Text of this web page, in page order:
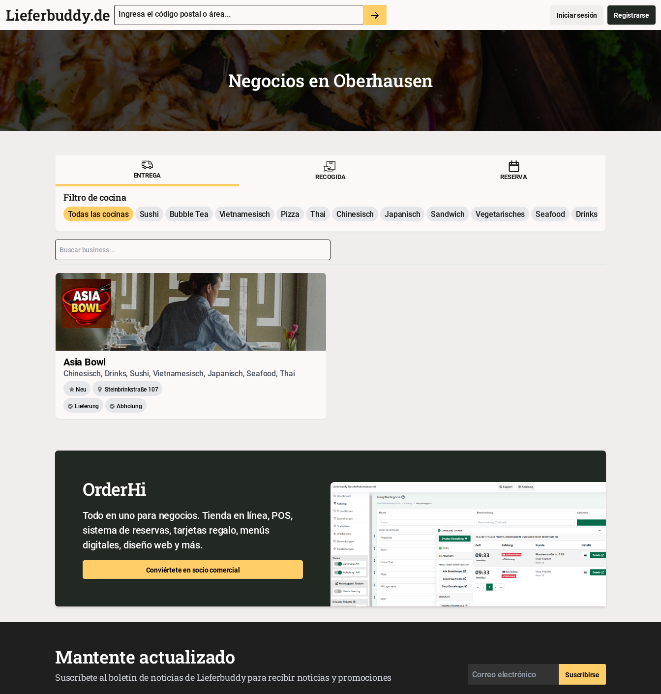
Lieferbuddy.de Ingresa el código postal o área... Iniciar sesión Registrarse
Negocios enOberhausen
ENTREGA RECOGIDA RESERVA
Filtro de cocina
Todas las cocinas Sushi Bubble Tea Vietnamesisch Pizza Thai Chinesisch Japanisch Sandwich Vegetarisches Seafood Drinks
Asia Bowl
Chinesisch, Drinks, Sushi, Vietnamesisch, Japanisch, Seafood, Thai
Neu Steinbrinkstraße 107
Lieferung Abholung
OrderHi
Todo en uno para negocios. Tienda en línea, POS,
sistema de reservas, tarjetas regalo, menús
digitales, diseño web y más.
Conviértete en socio comercial
Mantente actualizado
Suscríbete al boletín de noticias de Lieferbuddy para recibir noticias y promociones Suscribirse